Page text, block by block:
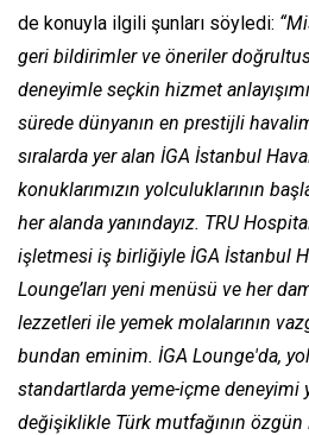
de konuyla ilgili şunları söyledi:
geri bildirimler ve öneriler
deneyimle seçkin hizmet
sürede dünyanın en prestijli
sıralarda yer alan İGA İstanbul
konuklarımızın yolculuklarının
her alanda yanındayız. TRU
işletmesi iş birliğiyle İGA İstanbul
Lounge’ları yeni menüsü ve her
lezzetleri ile yemek molalarının
bundan eminim. İGA Lounge'da,
standartlarda yeme-içme deneyimi
değişiklikle Türk mutfağının